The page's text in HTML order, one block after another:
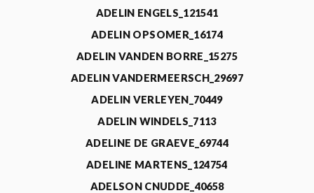
ADELIN ENGELS_121541
ADELIN OPSOMER_16174
ADELIN VANDEN BORRE_15275
ADELIN VANDERMEERSCH_29697
ADELIN VERLEYEN_70449
ADELIN WINDELS_7113
ADELINE DE GRAEVE_69744
ADELINE MARTENS_124754
ADELSON CNUDDE_40658